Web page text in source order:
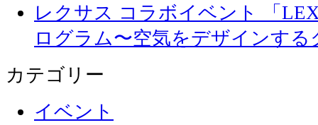
レクサス コラボイベント 「
ログラム〜空気をデザインす
カテゴリー
イベント